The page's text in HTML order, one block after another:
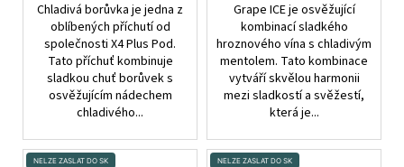
Chladivá borůvka je jedna z
oblíbených příchutí od
společnosti X4 Plus Pod.
Tato příchuť kombinuje
sladkou chuť borůvek s
osvěžujícím nádechem
chladivého...
Grape ICE je osvěžující
kombinací sladkého
hroznového vína s chladivým
mentolem. Tato kombinace
vytváří skvělou harmonii
mezi sladkostí a svěžestí,
která je...
NELZE ZASLAT DO SK NELZE ZASLAT DO SK